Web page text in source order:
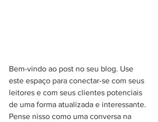
Bem-vindo ao post no seu blog. Use
este espaço para conectar-se com seus
leitores e com seus clientes potenciais
de uma forma atualizada e interessante.
Pense nisso como uma conversa na